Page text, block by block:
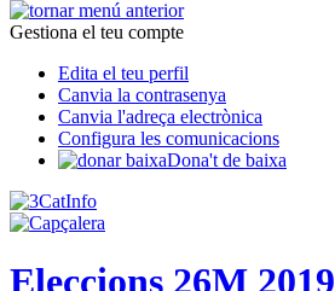
Gestiona el teu compte
Edita el teu perfil
Canvia la contrasenya
Canvia l'adreça electrònica
Configura les comunicacions
Dona't de baixa
Eleccions 26M 2019